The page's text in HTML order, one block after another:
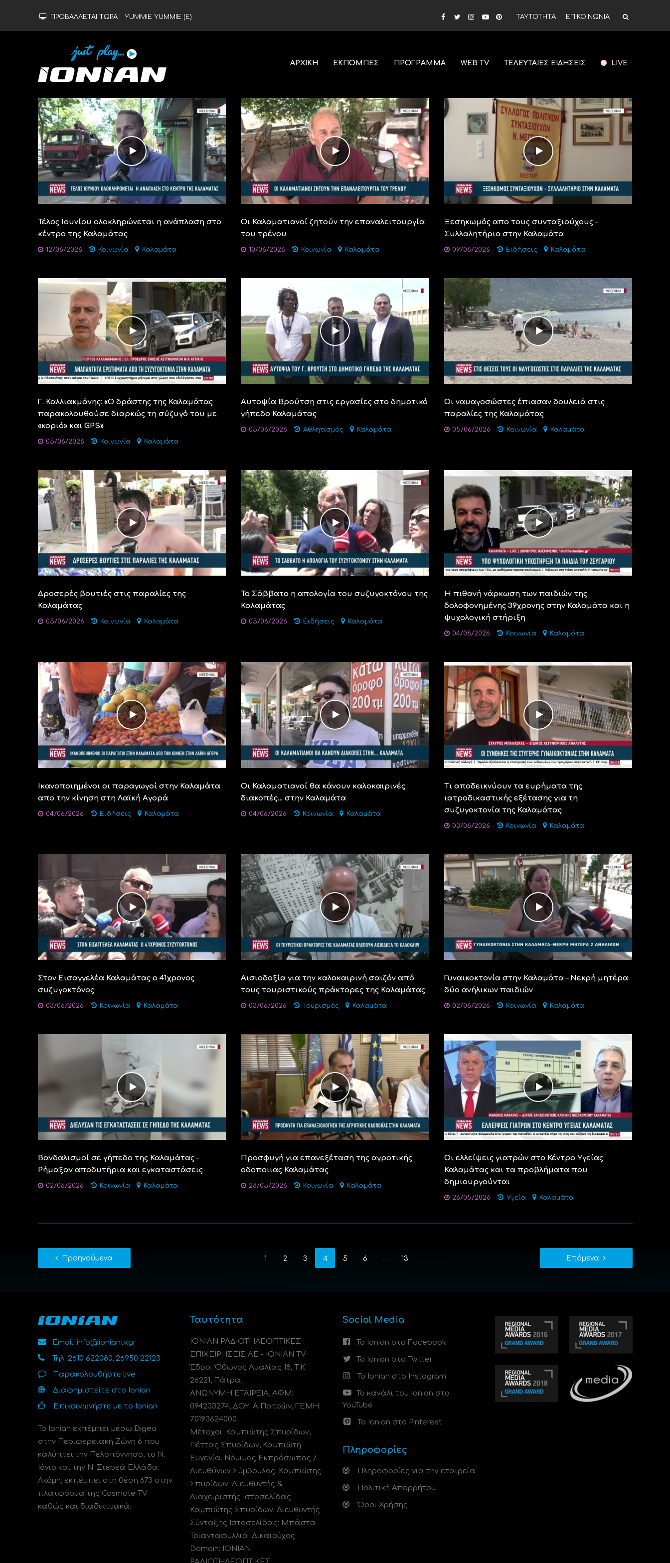
ΠΡΟΒΑΛΛΕΤΑΙ ΤΩΡΑ : YUMMIE YUMMIE (Ε) ΤΑΥΤΟΤΗΤΑ ΕΠΙΚΟΙΝΩΝΙΑ
ΑΡΧΙΚΗ ΕΚΠΟΜΠΕΣ ΠΡΟΓΡΑΜΜΑ WEB TV ΤΕΛΕΥΤΑΙΕΣ ΕΙΔΗΣΕΙΣ LIVE
Τέλος Ιουνίου ολοκληρώνεται η ανάπλαση στο
κέντρο της Καλαμάτας
12/06/2026 Κοινωνία Καλαμάτα
Οι Καλαματιανοί ζητούν την επαναλειτουργία
του τρένου
10/06/2026 Κοινωνία Καλαμάτα
Ξεσηκωμός απο τους συνταξιούχους –
Συλλαλητήριο στην Καλαμάτα
09/06/2026 Ειδήσεις Καλαμάτα
Γ. Καλλιακμάνης: «Ο δράστης της Καλαμάτας
παρακολουθούσε διαρκώς τη σύζυγό του με
«κοριό» και GPS»
05/06/2026 Κοινωνία Καλαμάτα
Αυτοψία Βρούτση στις εργασίες στο δημοτικό
γήπεδο Καλαμάτας
05/06/2026 Αθλητισμός Καλαμάτα
Οι ναυαγοσώστες έπιασαν δουλειά στις
παραλίες της Καλαμάτας
05/06/2026 Κοινωνία Καλαμάτα
Δροσερές βουτιές στις παραλίες της
Καλαμάτας
05/06/2026 Κοινωνία Καλαμάτα
Το Σάββατο η απολογία του συζυγοκτόνου της
Καλαμάτας
05/06/2026 Ειδήσεις Καλαμάτα
Η πιθανή νάρκωση των παιδιών της
δολοφονημένης 39χρονης στην Καλαμάτα και η
ψυχολογική στήριξη
04/06/2026 Κοινωνία Καλαμάτα
Ικανοποιημένοι οι παραγωγοί στην Καλαμάτα
απο την κίνηση στη Λαϊκή Αγορά
04/06/2026 Ειδήσεις Καλαμάτα
Οι Καλαματιανοί θα κάνουν καλοκαιρινές
διακοπές… στην Καλαμάτα
04/06/2026 Κοινωνία Καλαμάτα
Τι αποδεικνύουν τα ευρήματα της
ιατροδικαστικής εξέτασης για τη
συζυγοκτονία της Καλαμάτας
03/06/2026 Κοινωνία Καλαμάτα
Στον Εισαγγελέα Καλαμάτας ο 41χρονος
συζυγοκτόνος
03/06/2026 Κοινωνία Καλαμάτα
Αισιοδοξία για την καλοκαιρινή σαιζόν από
τους τουριστικούς πράκτορες της Καλαμάτας
03/06/2026 Τουρισμός Καλαμάτα
Γυναικοκτονία στην Καλαμάτα – Νεκρή μητέρα
δύο ανήλικων παιδιών
02/06/2026 Κοινωνία Καλαμάτα
Βανδαλισμοί σε γήπεδο της Καλαμάτας –
Ρήμαξαν αποδυτήρια και εγκαταστάσεις
02/06/2026 Κοινωνία Καλαμάτα
Προσφυγή για επανεξέταση της αγροτικής
οδοποιϊας Καλαμάτας
28/05/2026 Κοινωνία Καλαμάτα
Οι ελλείψεις γιατρών στο Κέντρο Υγείας
Καλαμάτας και τα προβλήματα που
δημιουργούνται
26/05/2026 Υγεία Καλαμάτα
Προηγούμενα 1 2 3 4 5 6 … 13 Επόμενα
Email: info@ioniantv.gr
Τηλ: 2610 622080, 26950 22123
Παρακολουθήστε live
Διαφημιστείτε στο Ionian
Επικοινωνήστε με το Ionian
Το Ionian εκπέμπει μέσω Digea
στην Περιφερειακή Ζώνη 6 που
καλύπτει την Πελοπόννησο, το N.
Ιόνιο και την Ν. Στερεά Ελλάδα.
Ακόμη, εκπέμπει στη θέση 673 στην
πλατφόρμα της Cosmote TV
καθώς και διαδικτυακά.
Ταυτότητα
ΙΟΝΙΑΝ ΡΑΔΙΟΤΗΛΕΟΠΤΙΚΕΣ
ΕΠΙΧΕΙΡΗΣΕΙΣ ΑΕ - IONIAN TV
Έδρα: Όθωνος Αμαλίας 18, Τ.Κ.
26221, Πάτρα.
ΑΝΩΝΥΜΗ ΕΤΑΙΡΕΙΑ, ΑΦΜ:
094233274, ΔΟΥ: A Πατρών, ΓΕΜΗ:
70193624000.
Μέτοχοι: Καμπιώτης Σπυρίδων,
Πέττας Σπυρίδων, Καμπιώτη
Ευγενία. Νόμιμος Εκπρόσωπος /
Διευθύνων Σύμβουλος: Καμπιώτης
Σπυρίδων. Διευθυντής &
Διαχειριστής Ιστοσελίδας:
Καμπιώτης Σπυρίδων. Διευθυντής
Σύνταξης Ιστοσελίδας: Μπάστα
Τριανταφυλλιά. Δικαιούχος
Domain: ΙΟΝΙΑΝ
Social Media
Το Ionian στο Facebook
Το Ionian στο Twitter
Το Ionian στο Instagram
Το κανάλι του Ionian στο
YouTube
Το Ionian στο Pinterest
Πληροφορίες
Πληροφορίες για την εταιρεία
Πολιτική Απορρήτου
Όροι Χρήσης